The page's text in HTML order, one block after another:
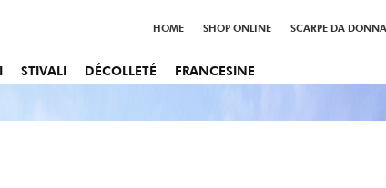
HOME SHOP ONLINE SCARPE DA DONNA
STIVALI DÉCOLLETÉ FRANCESINE